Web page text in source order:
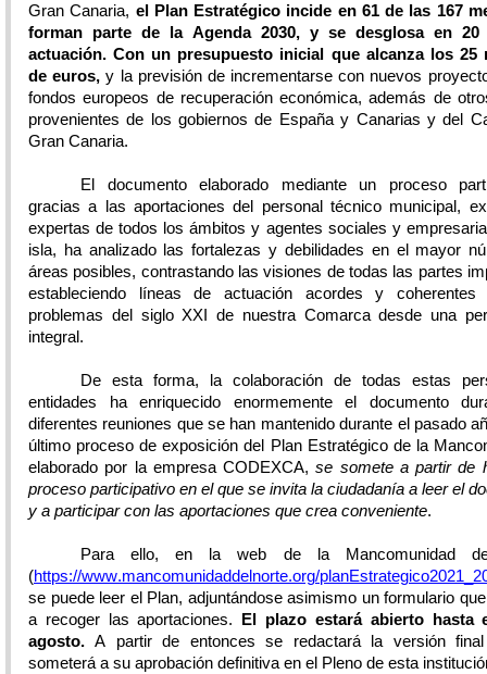
Gran Canaria, el Plan Estratégico incide en 61 de las 167
forman parte de la Agenda 2030, y se desglosa en 20
actuación. Con un presupuesto inicial que alcanza los 25
de euros, y la previsión de incrementarse con nuevos
fondos europeos de recuperación económica, además de
provenientes de los gobiernos de España y Canarias y del
Gran Canaria.
El documento elaborado mediante un proceso
gracias a las aportaciones del personal técnico municipal,
expertas de todos los ámbitos y agentes sociales y
isla, ha analizado las fortalezas y debilidades en el mayor
áreas posibles, contrastando las visiones de todas las partes
estableciendo líneas de actuación acordes y
problemas del siglo XXI de nuestra Comarca desde una
integral.
De esta forma, la colaboración de todas estas
entidades ha enriquecido enormemente el documento
diferentes reuniones que se han mantenido durante el pasado
último proceso de exposición del Plan Estratégico de la
elaborado por la empresa CODEXCA,se somete a partir de
proceso participativo en el que se invita la ciudadanía a leer el
y a participar con las aportaciones que crea conveniente.
Para ello, en la web de la Mancomunidad
(https://www.mancomunidaddelnorte.org/
se puede leer el Plan, adjuntándose asimismo un formulario
a recoger las aportaciones.
El plazo estará abierto hasta
agosto. A partir de entonces se redactará la versión
someterá a su aprobación definitiva en el Pleno de esta